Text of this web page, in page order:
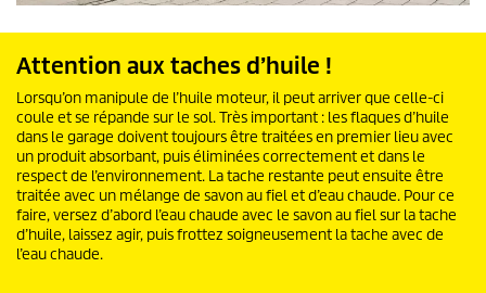
Attention aux taches d’huile !
Lorsqu’on manipule de l’huile moteur, il peut arriver que celle-ci
coule et se répande sur le sol. Très important : les flaques d’huile
dans le garage doivent toujours être traitées en premier lieu avec
un produit absorbant, puis éliminées correctement et dans le
respect de l’environnement. La tache restante peut ensuite être
traitée avec un mélange de savon au fiel et d’eau chaude. Pour ce
faire, versez d’abord l’eau chaude avec le savon au fiel sur la tache
d’huile, laissez agir, puis frottez soigneusement la tache avec de
l’eau chaude.